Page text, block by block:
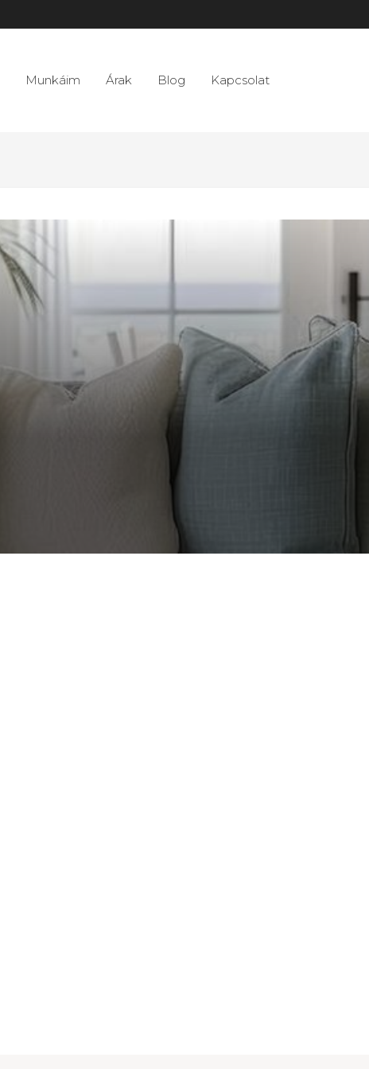
Munkáim Árak Blog Kapcsolat